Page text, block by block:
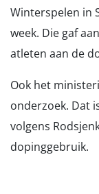
Winterspelen in
week. Die gaf
atleten aan de
Ook het
onderzoek. Dat
volgens
dopinggebruik.